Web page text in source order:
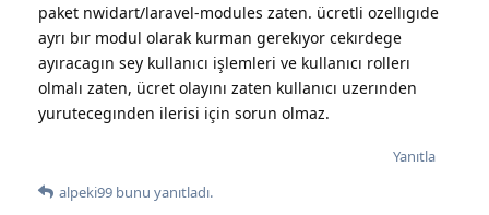
paket nwidart/laravel-modules zaten. ücretli ozellıgıde
ayrı bır modul olarak kurman gerekıyor cekırdege
ayıracagın sey kullanıcı işlemleri ve kullanıcı rollerı
olmalı zaten, ücret olayını zaten kullanıcı uzerınden
yurutecegınden ilerisi için sorun olmaz.
Yanıtla
alpeki99 bunu yanıtladı.